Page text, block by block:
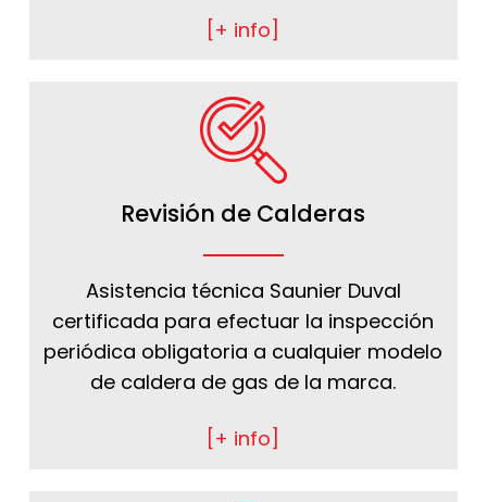
[+ info]
Revisión de Calderas
Asistencia técnica Saunier Duval
certificada para efectuar la inspección
periódica obligatoria a cualquier modelo
de caldera de gas de la marca.
[+ info]